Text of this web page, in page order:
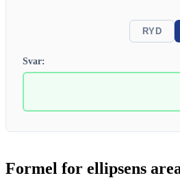
RYD
Svar:
Formel for ellipsens